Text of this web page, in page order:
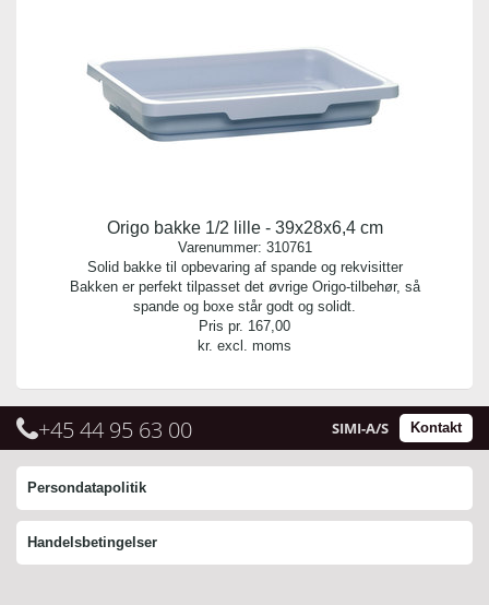
Origo bakke 1/2 lille - 39x28x6,4 cm
Varenummer: 310761
Solid bakke til opbevaring af spande og rekvisitter
Bakken er perfekt tilpasset det øvrige Origo-tilbehør, så
spande og boxe står godt og solidt.
Pris pr. 167,00
kr. excl. moms
+45 44 95 63 00 Kontakt
SIMI-A/S
Persondatapolitik
Handelsbetingelser